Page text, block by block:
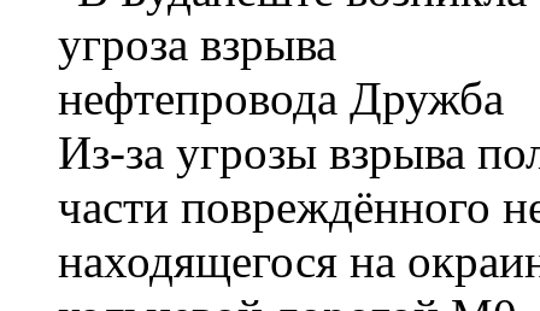
Из-за угрозы взрыва
части повреждённого
находящегося на